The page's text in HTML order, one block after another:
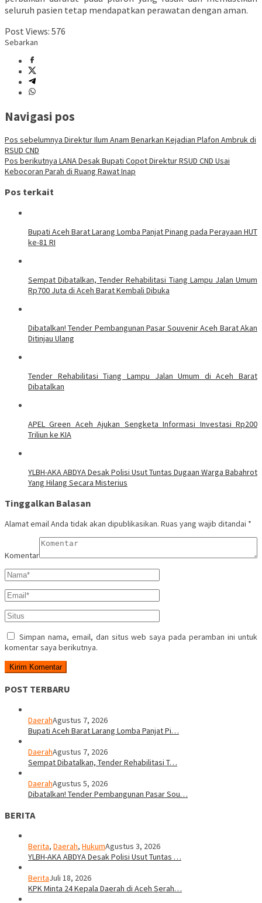
seluruh pasien tetap mendapatkan perawatan dengan aman.
Post Views: 576
Sebarkan
Navigasi pos
Pos sebelumnya Direktur Ilum Anam Benarkan Kejadian Plafon Ambruk di
RSUD CND
Pos berikutnya LANA Desak Bupati Copot Direktur RSUD CND Usai
Kebocoran Parah di Ruang Rawat Inap
Pos terkait
Bupati Aceh Barat Larang Lomba Panjat Pinang pada Perayaan HUT
ke-81 RI
Sempat Dibatalkan, Tender Rehabilitasi Tiang Lampu Jalan Umum
Rp700 Juta di Aceh Barat Kembali Dibuka
Dibatalkan! Tender Pembangunan Pasar Souvenir Aceh Barat Akan
Ditinjau Ulang
Tender Rehabilitasi Tiang Lampu Jalan Umum di Aceh Barat
Dibatalkan
APEL Green Aceh Ajukan Sengketa Informasi Investasi Rp200
Triliun ke KIA
YLBH-AKA ABDYA Desak Polisi Usut Tuntas Dugaan Warga Babahrot
Yang Hilang Secara Misterius
Tinggalkan Balasan
Alamat email Anda tidak akan dipublikasikan. Ruas yang wajib ditandai *
Komentar
Simpan nama, email, dan situs web saya pada peramban ini untuk
komentar saya berikutnya.
POST TERBARU
DaerahAgustus 7, 2026
Bupati Aceh Barat Larang Lomba Panjat Pi…
DaerahAgustus 7, 2026
Sempat Dibatalkan, Tender Rehabilitasi T…
DaerahAgustus 5, 2026
Dibatalkan! Tender Pembangunan Pasar Sou…
BERITA
Berita, Daerah, HukumAgustus 3, 2026
YLBH-AKA ABDYA Desak Polisi Usut Tuntas …
BeritaJuli 18, 2026
KPK Minta 24 Kepala Daerah di Aceh Serah…